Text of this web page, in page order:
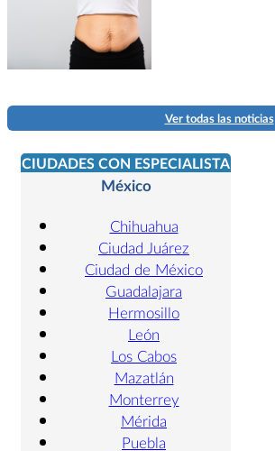
Ver todas las noticias
CIUDADES CON ESPECIALISTA
México
Chihuahua
Ciudad Juárez
Ciudad de México
Guadalajara
Hermosillo
León
Los Cabos
Mazatlán
Monterrey
Mérida
Puebla